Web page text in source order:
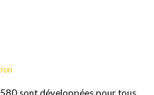
sont développées pour tous